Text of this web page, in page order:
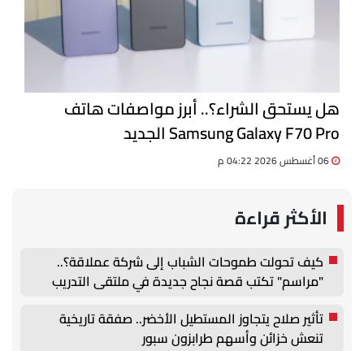
هل يستحق الشراء؟.. أبرز مواصفات هاتف
Samsung Galaxy F70 Pro الجديد
الأكثر قراءة
كيف تحولت طموحات الشباب إلى شركة عملاقة؟..
"مراسم" تكتب قصة نجاح جديدة في ملتقى التدريب
والتوظيف الزراعي الأول بجامعة دمنهور
تأثير صلاح يتجاوز المستطيل الأخضر.. صفقة تاريخية
تنعش خزائن وأسهم طرابزون سبور